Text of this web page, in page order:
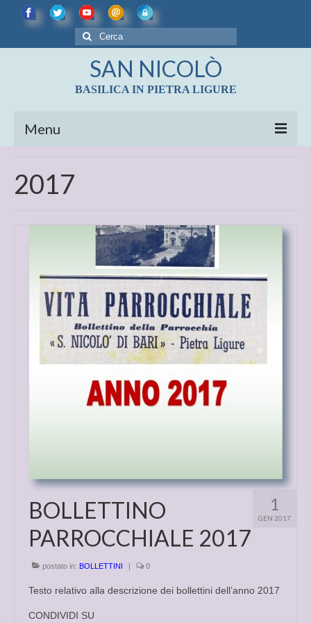
Cerca:
SAN NICOLÒ
BASILICA IN PIETRA LIGURE
Menu
BASILICA DI SAN NICOLÒ
CENNI STORICI
LE REALTA’ ARTISTICHE DELLA BASILICA
DI S. NICOLO’
LE CAMPANE DI PIETRA LIGURE
LA CHIESA VECCHIA
ORATORIO DELL’ANNUNZIATA
CHIESE DI “LA PIETRA” CHE NON
ESISTONO PIU’
ALTRE CHIESE DELLA CITTA’
CHIESA DI SANTA CORONA
2017
1
GEN 2017
BOLLETTINO
PARROCCHIALE 2017
postato in: BOLLETTINI | 0
Testo relativo alla descrizione dei bollettini dell’anno 2017
CONDIVIDI SU